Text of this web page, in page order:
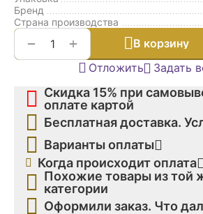
Бренд
Страна производства
+
−
В корзину
Отложить
Задать
Скидка 15% при
оплате картой
Бесплатная доставка.
Варианты оплаты
Когда происходит оплата
Похожие товары из той
категории
Оформили заказ. Что